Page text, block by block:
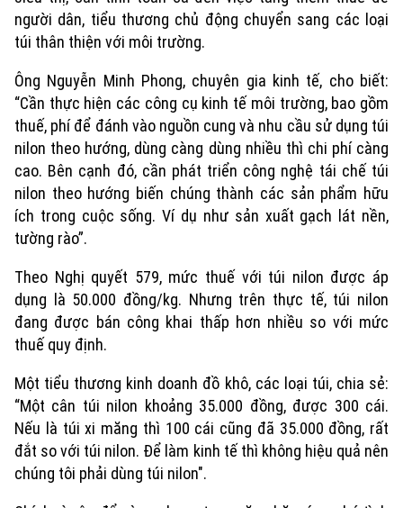
người dân, tiểu thương chủ động chuyển sang các loại
túi thân thiện với môi trường.
Ông Nguyễn Minh Phong, chuyên gia kinh tế, cho biết:
“Cần thực hiện các công cụ kinh tế môi trường, bao gồm
thuế, phí để đánh vào nguồn cung và nhu cầu sử dụng túi
nilon theo hướng, dùng càng dùng nhiều thì chi phí càng
cao. Bên cạnh đó, cần phát triển công nghệ tái chế túi
nilon theo hướng biến chúng thành các sản phẩm hữu
ích trong cuộc sống. Ví dụ như sản xuất gạch lát nền,
tường rào”.
Theo Nghị quyết 579, mức thuế với túi nilon được áp
dụng là 50.000 đồng/kg. Nhưng trên thực tế, túi nilon
đang được bán công khai thấp hơn nhiều so với mức
thuế quy định.
Một tiểu thương kinh doanh đồ khô, các loại túi, chia sẻ:
“Một cân túi nilon khoảng 35.000 đồng, được 300 cái.
Nếu là túi xi măng thì 100 cái cũng đã 35.000 đồng, rất
đắt so với túi nilon. Để làm kinh tế thì không hiệu quả nên
chúng tôi phải dùng túi nilon".